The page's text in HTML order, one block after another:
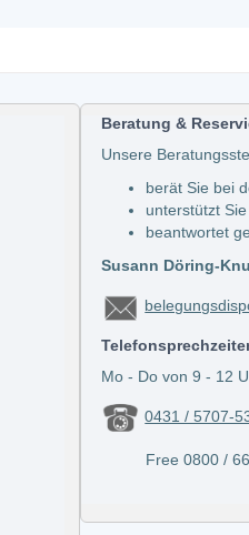
Beratung &
Unsere
berät Sie bei
unterstützt
beantwortet
Susann Döring-
Mo - Do von 9 - 12
0431 / 5707-
Free 0800 /